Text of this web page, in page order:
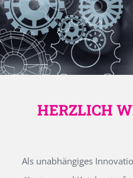
HERZLICH
Als unabhängiges